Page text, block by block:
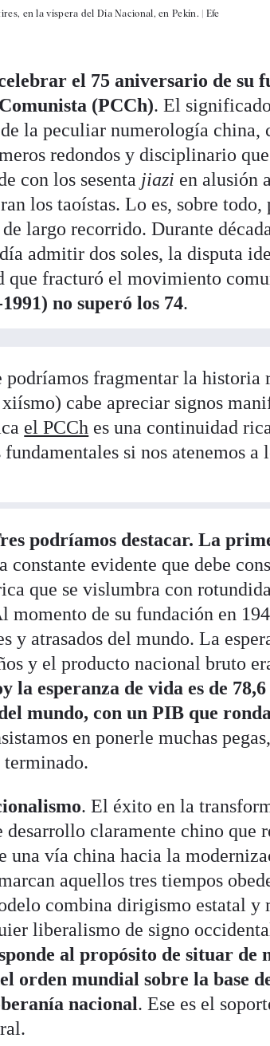
en la víspera del Día Nacional, en Pekín. | Efe
el 75 aniversario de su
(PCCh). El
la peculiar numerología china,
redondos y disciplinario
con los sesenta jiazi en alusión
los taoístas. Lo es, sobre todo,
largo recorrido. Durante
admitir dos soles, la disputa
que fracturó el movimiento
no superó los 74.
fragmentar la historia
cabe apreciar signos
el PCCh es una continuidad
si nos atenemos a
podríamos destacar. La
constante evidente que debe
que se vislumbra con
momento de su fundación en
y atrasados del mundo. La
y el producto nacional bruto
la esperanza de vida es de 78,6
mundo, con un PIB que
en ponerle muchas
terminado.
. El éxito en la
desarrollo claramente chino que
una vía china hacia la
aquellos tres tiempos
combina dirigismo estatal y
liberalismo de signo
al propósito de situar de
orden mundial sobre la base
nacional . Ese es el